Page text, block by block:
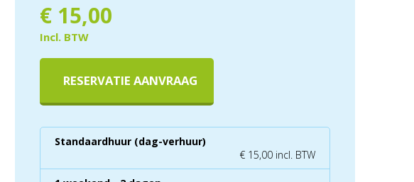
€ 15,00
Incl. BTW
RESERVATIE AANVRAAG
Standaardhuur (dag-verhuur)
€ 15,00 incl. BTW